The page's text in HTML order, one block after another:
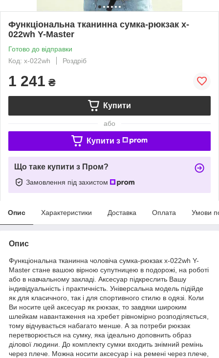
Функціональна тканинна сумка-рюкзак x-
022wh Y-Master
Готово до відправки
Код: x-022wh
Роздріб
1 241 ₴
Купити
або
Купити з
Що таке купити з Пром?
Замовлення під захистом
Опис Характеристики Доставка Оплата Умови
Опис
Функціональна тканинна чоловіча сумка-рюкзак x-022wh Y-
Master стане вашою вірною супутницею в подорожі, на роботі
або в навчальному закладі. Аксесуар підкреслить Вашу
індивідуальність і практичність. Універсальна модель підійде
як для класичного, так і для спортивного стилю в одязі. Коли
Ви носите цей аксесуар як рюкзак, то завдяки широким
шлейкам навантаження на хребет рівномірно розподіляється,
тому відчувається набагато менше. А за потреби рюкзак
перетворюється на сумку, яка ідеально доповнить образ
ділової людини. До комплекту сумки входить знімний ремінь
через плече. Можна носити аксесуар і на ремені через плече,